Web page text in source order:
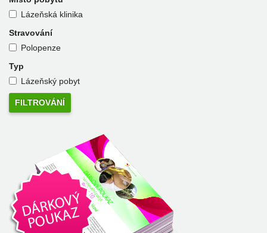
Lázeňská klinika
Stravování
Polopenze
Typ
Lázeňský pobyt